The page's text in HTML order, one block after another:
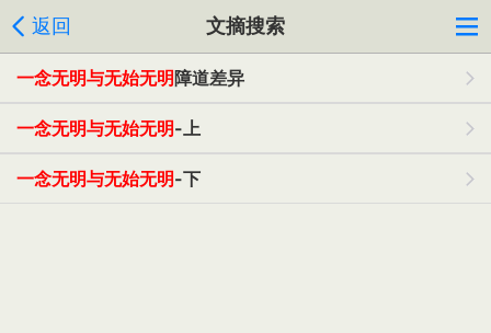
返回 文摘搜索
一念无明与无始无明 障道差异
一念无明与无始无明-上
一念无明与无始无明-下